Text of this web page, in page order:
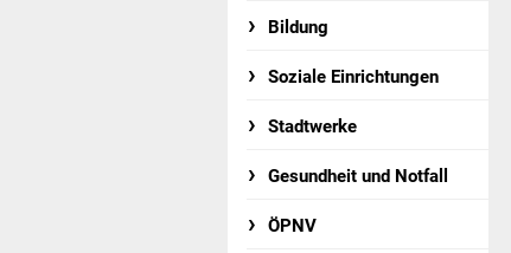
Bildung
Soziale Einrichtungen
Stadtwerke
Gesundheit und Notfall
ÖPNV